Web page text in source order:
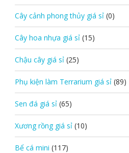
Cây cảnh phong thủy giá sỉ (0)
Cây hoa nhựa giá sỉ (15)
Chậu cây giá sỉ (25)
Phụ kiện làm Terrarium giá sỉ (89)
Sen đá giá sỉ (65)
Xương rồng giá sỉ (10)
Bể cá mini (117)